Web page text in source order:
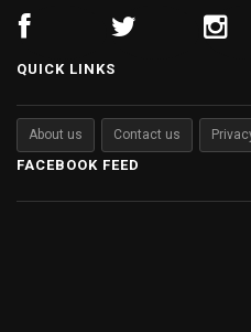
QUICK LINKS
About us Contact us
FACEBOOK FEED